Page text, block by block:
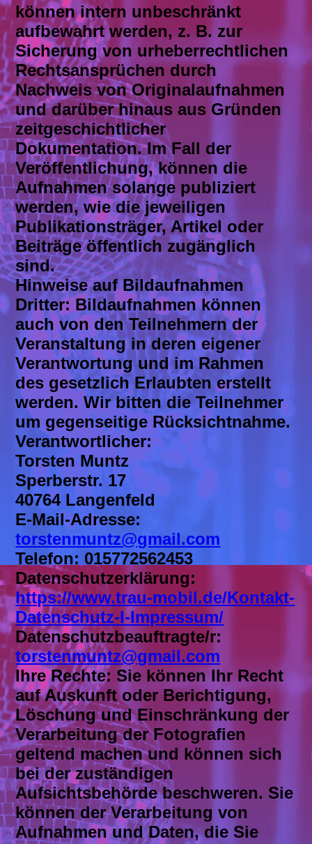
können intern unbeschränkt
aufbewahrt werden, z. B. zur
Sicherung von urheberrechtlichen
Rechtsansprüchen durch
Nachweis von Originalaufnahmen
und darüber hinaus aus Gründen
zeitgeschichtlicher
Dokumentation. Im Fall der
Veröffentlichung, können die
Aufnahmen solange publiziert
werden, wie die jeweiligen
Publikationsträger, Artikel oder
Beiträge öffentlich zugänglich
sind.
Hinweise auf Bildaufnahmen
Dritter: Bildaufnahmen können
auch von den Teilnehmern der
Veranstaltung in deren eigener
Verantwortung und im Rahmen
des gesetzlich Erlaubten erstellt
werden. Wir bitten die Teilnehmer
um gegenseitige Rücksichtnahme.
Verantwortlicher:
Torsten Muntz
Sperberstr. 17
40764 Langenfeld
E-Mail-Adresse:
torstenmuntz@gmail.com
Telefon: 015772562453
Datenschutzerklärung:
https://www.trau-mobil.de/Kontakt-
Datenschutz-I-Impressum/
Datenschutzbeauftragte/r:
torstenmuntz@gmail.com
Ihre Rechte: Sie können Ihr Recht
auf Auskunft oder Berichtigung,
Löschung und Einschränkung der
Verarbeitung der Fotografien
geltend machen und können sich
bei der zuständigen
Aufsichtsbehörde beschweren. Sie
können der Verarbeitung von
Aufnahmen und Daten, die Sie